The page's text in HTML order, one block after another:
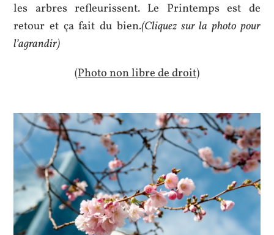
les arbres refleurissent. Le Printemps est de
retour et ça fait du bien.(Cliquez sur la photo pour
l’agrandir)
(Photo non libre de droit)